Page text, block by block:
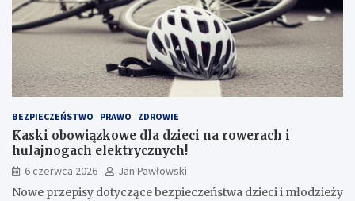
BEZPIECZEŃSTWO PRAWO ZDROWIE
Kaski obowiązkowe dla dzieci na rowerach i
hulajnogach elektrycznych!
6 czerwca 2026
Jan Pawłowski
Nowe przepisy dotyczące bezpieczeństwa dzieci i młodzieży